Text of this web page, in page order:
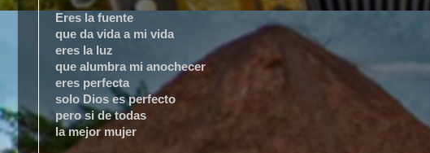
Eres la fuente
que da vida a mi vida
eres la luz
que alumbra mi anochecer
eres perfecta
solo Dios es perfecto
pero si de todas
la mejor mujer